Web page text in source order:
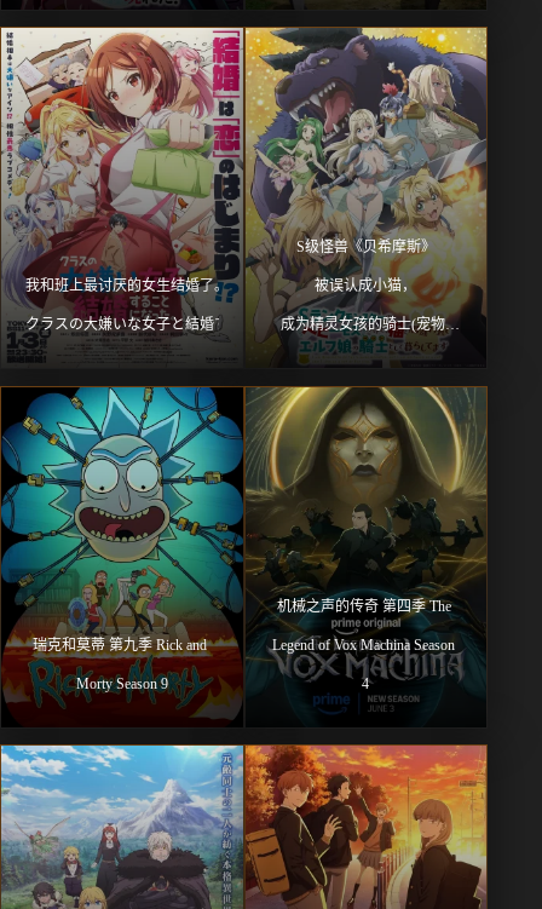
我和班上最讨厌的女生结婚了。
クラスの大嫌いな女子と結婚することになった。
S级怪兽《贝希摩斯》
被误认成小猫，
成为精灵女孩的骑士(宠物)
一起生活
Sランクモンスターの
《ベヒーモス》だけど、
猫と間違われてエルフ娘の騎士
(ペット)として暮らしてます
瑞克和莫蒂 第九季 Rick and
Morty Season 9
机械之声的传奇 第四季 The
Legend of Vox Machina Season
4